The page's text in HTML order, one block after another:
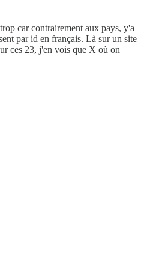
car contrairement aux pays, y'a
par id en français. Là sur un site
ces 23, j'en vois que X où on